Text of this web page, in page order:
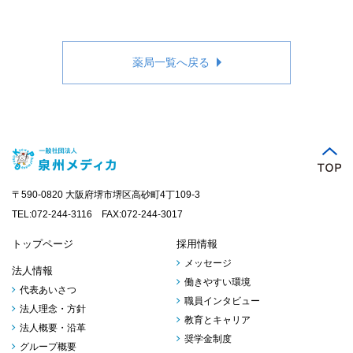
薬局一覧へ戻る
〒590-0820 大阪府堺市堺区高砂町4丁109-3
TEL:072-244-3116 FAX:072-244-3017
トップページ
法人情報
代表あいさつ
法人理念・方針
法人概要・沿革
グループ概要
採用情報
メッセージ
働きやすい環境
職員インタビュー
教育とキャリア
奨学金制度